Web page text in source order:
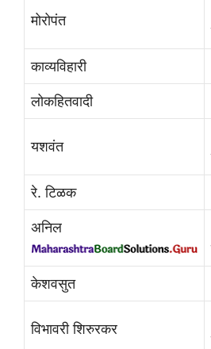
मोरोपंत
काव्यविहारी
लोकहितवादी
यशवंत
रे. टिळक
अनिल
केशवसुत
विभावरी शिरुरकर